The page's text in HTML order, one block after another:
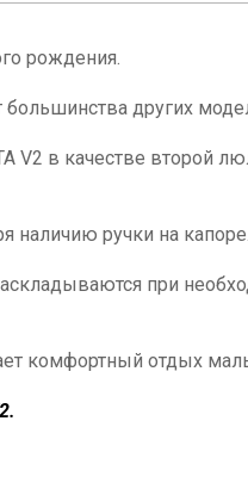
рождения.
других
V2 в качестве второй
наличию ручки на капоре.
при
комфортный отдых